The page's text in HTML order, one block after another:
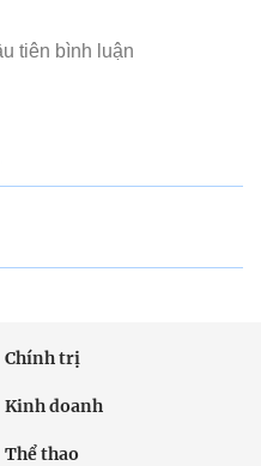
Chính trị
Kinh doanh
Thể thao